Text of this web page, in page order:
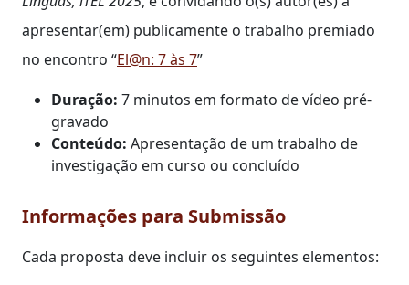
apresentar(em) publicamente o trabalho premiado
no encontro “El@n: 7 às 7”
Duração: 7 minutos em formato de vídeo pré-
gravado
Conteúdo: Apresentação de um trabalho de
investigação em curso ou concluído
Informações para Submissão
Cada proposta deve incluir os seguintes elementos: